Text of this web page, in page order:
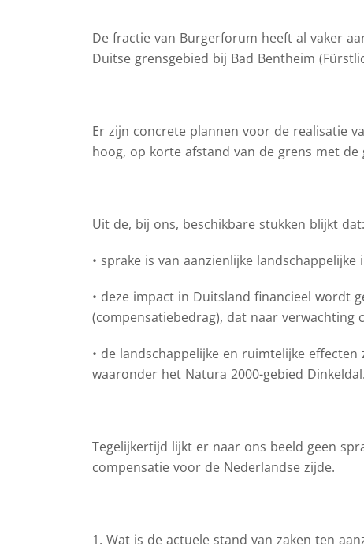
De fractie van Burgerforum heeft al vaker
Duitse grensgebied bij Bad Bentheim
Er zijn concrete plannen voor de realisatie
hoog, op korte afstand van de grens met de
Uit de, bij ons, beschikbare stukken blijkt dat:
• sprake is van aanzienlijke landschappelijke
• deze impact in Duitsland financieel wordt
(compensatiebedrag), dat naar verwachting
• de landschappelijke en ruimtelijke
waaronder het Natura 2000-gebied Dinkeldal.
Tegelijkertijd lijkt er naar ons beeld geen
compensatie voor de Nederlandse zijde.
1. Wat is de actuele stand van zaken ten